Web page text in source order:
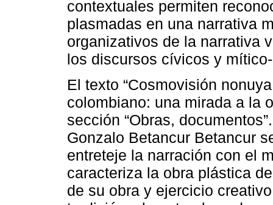
contextuales permiten
plasmadas en una narrativa
organizativos de la narrativa
los discursos cívicos y
El texto “Cosmovisión
colombiano: una mirada a la
sección “Obras,
Gonzalo Betancur Betancur
entreteje la narración con el
caracteriza la obra plástica
de su obra y ejercicio